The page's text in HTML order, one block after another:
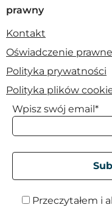
prawny
Kontakt
Oświadczenie prawne
Polityka prywatności
Polityka plików
Wpisz swój email*
Przeczytałem i